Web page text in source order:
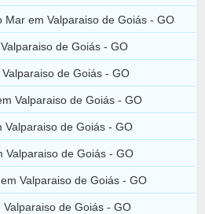
Mar em Valparaiso de Goiás - GO
de Goiás - GO
de Goiás - GO
Valparaiso de Goiás - GO
Valparaiso de Goiás - GO
Valparaiso de Goiás - GO
Valparaiso de Goiás - GO
de Goiás - GO